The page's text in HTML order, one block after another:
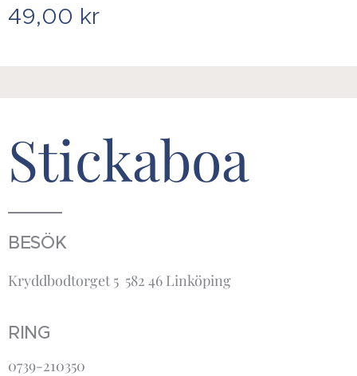
49,00 kr
Stickaboa
BESÖK
Kryddbodtorget 5 582 46 Linköping
RING
0739-210350